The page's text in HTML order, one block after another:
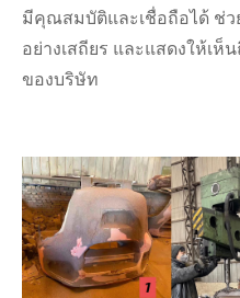
มีคุณสมบัติและเชื่อถือได้ ช่
อย่างเสถียร และแสดงให้เ
ของบริษัท